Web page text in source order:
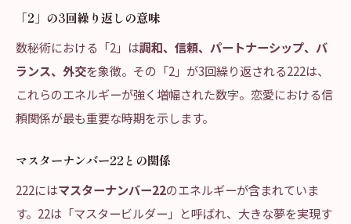
「2」の3回繰り返しの意味
数秘術における「2」は調和、信頼、パートナーシップ、バ
ランス、外交を象徴。その「2」が3回繰り返される222は、
これらのエネルギーが強く増幅された数字。恋愛における信
頼関係が最も重要な時期を示します。
マスターナンバー22との関係
222にはマスターナンバー22のエネルギーが含まれていま
す。22は「マスタービルダー」と呼ばれ、大きな夢を実現す